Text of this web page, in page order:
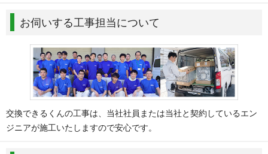
お伺いする工事担当について
交換できるくんの工事は、当社社員または当社と契約しているエン
ジニアが施工いたしますので安心です。